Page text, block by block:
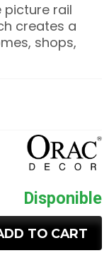
picture rail
creates a
shops,
Disponible
TO CART